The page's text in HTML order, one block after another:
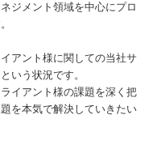
ジメント領域を中心にプロ
アント様に関しての当社サ
いう状況です。
イアント様の課題を深く把
を本気で解決していきたい